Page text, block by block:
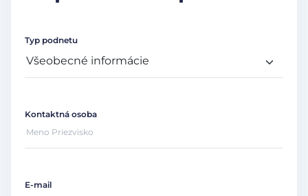
Typ podnetu
Kontaktná osoba
E-mail